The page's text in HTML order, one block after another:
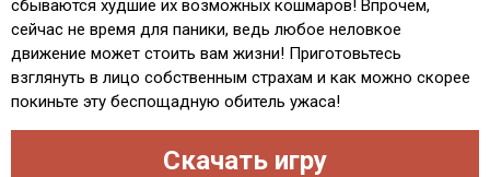
сбываются худшие их возможных кошмаров! Впрочем,
сейчас не время для паники, ведь любое неловкое
движение может стоить вам жизни! Приготовьтесь
взглянуть в лицо собственным страхам и как можно скорее
покиньте эту беспощадную обитель ужаса!
Скачать игру